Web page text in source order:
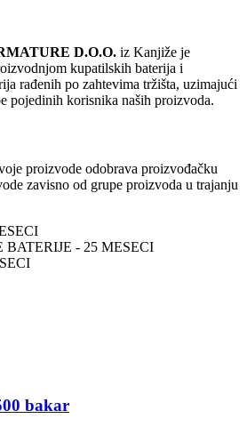
D.O.O. iz Kanjiže je
kupatilskih baterija i
rađenih po zahtevima tržišta, uzimajući
pojedinih korisnika naših proizvoda.
proizvode odobrava proizvođačku
zavisno od grupe proizvoda u trajanju
BATERIJE - 25 MESECI
bakar